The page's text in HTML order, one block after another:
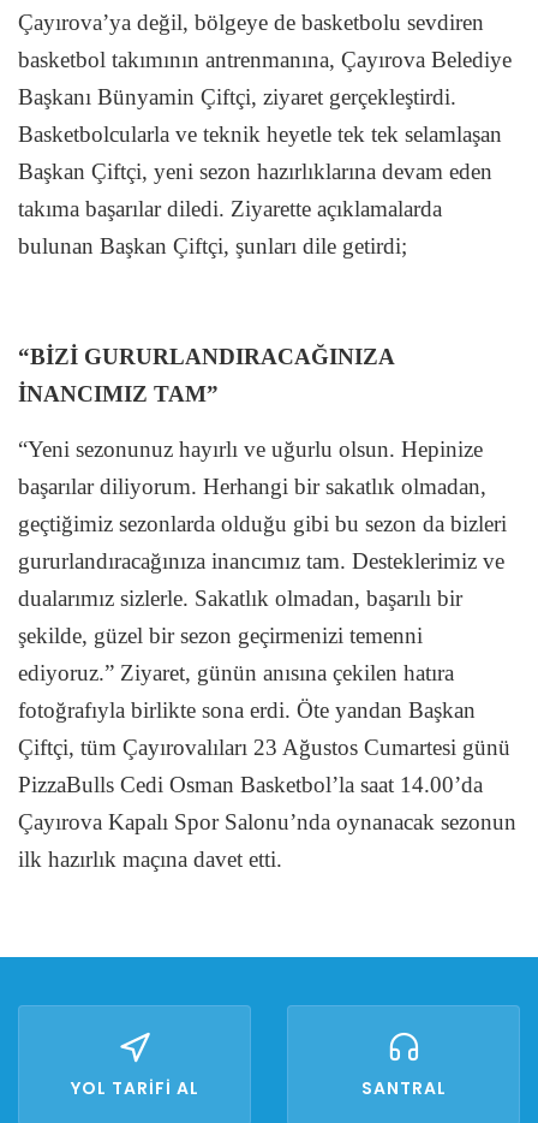
Çayırova’ya değil, bölgeye de basketbolu sevdiren
basketbol takımının antrenmanına, Çayırova Belediye
Başkanı Bünyamin Çiftçi, ziyaret gerçekleştirdi.
Basketbolcularla ve teknik heyetle tek tek selamlaşan
Başkan Çiftçi, yeni sezon hazırlıklarına devam eden
takıma başarılar diledi. Ziyarette açıklamalarda
bulunan Başkan Çiftçi, şunları dile getirdi;
“BİZİ GURURLANDIRACAĞINIZA
İNANCIMIZ TAM”
“Yeni sezonunuz hayırlı ve uğurlu olsun. Hepinize
başarılar diliyorum. Herhangi bir sakatlık olmadan,
geçtiğimiz sezonlarda olduğu gibi bu sezon da bizleri
gururlandıracağınıza inancımız tam. Desteklerimiz ve
dualarımız sizlerle. Sakatlık olmadan, başarılı bir
şekilde, güzel bir sezon geçirmenizi temenni
ediyoruz.” Ziyaret, günün anısına çekilen hatıra
fotoğrafıyla birlikte sona erdi. Öte yandan Başkan
Çiftçi, tüm Çayırovalıları 23 Ağustos Cumartesi günü
PizzaBulls Cedi Osman Basketbol’la saat 14.00’da
Çayırova Kapalı Spor Salonu’nda oynanacak sezonun
ilk hazırlık maçına davet etti.
YOL TARİFİ AL SANTRAL